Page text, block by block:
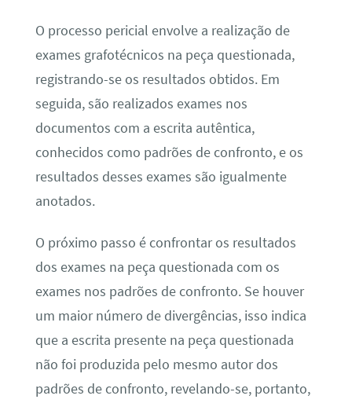
O processo pericial envolve a realização de
exames grafotécnicos na peça questionada,
registrando-se os resultados obtidos. Em
seguida, são realizados exames nos
documentos com a escrita autêntica,
conhecidos como padrões de confronto, e os
resultados desses exames são igualmente
anotados.
O próximo passo é confrontar os resultados
dos exames na peça questionada com os
exames nos padrões de confronto. Se houver
um maior número de divergências, isso indica
que a escrita presente na peça questionada
não foi produzida pelo mesmo autor dos
padrões de confronto, revelando-se, portanto,